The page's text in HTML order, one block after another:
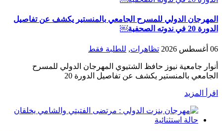
المهرجان الدولي للمسرح الجامعي بالمنستير يكشف عن تفاصيل
الدورة 20 في ندوته الصحفية￼
06 أغسطس 2026 تظاهرات, للطلبة فقط
أنوار جامعية نيوز حافظ الشتيوي المهرجان الدولي للمسرح
الجامعي بالمنستير يكشف عن تفاصيل الدورة 20
اقرأ المزيد